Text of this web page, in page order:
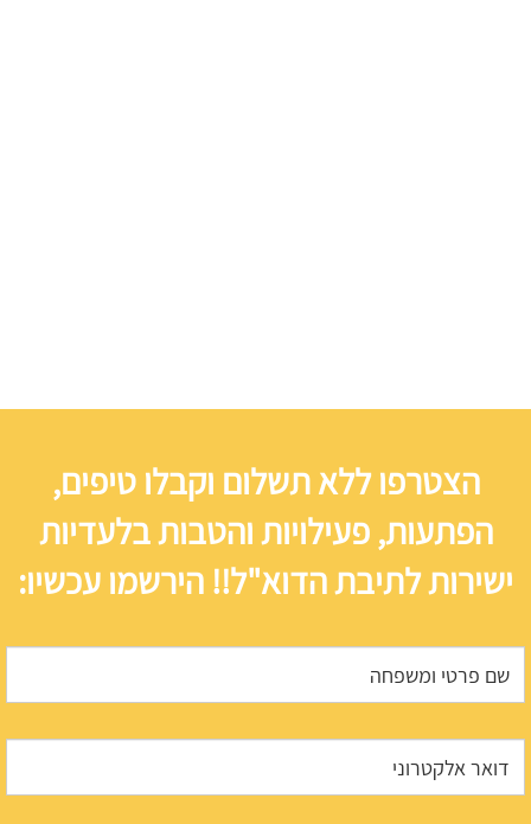
הצטרפו ללא תשלום וקבלו טיפים,
הפתעות, פעילויות והטבות בלעדיות
ישירות לתיבת הדוא"ל!! הירשמו עכשיו: